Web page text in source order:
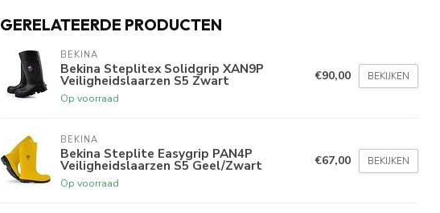
GERELATEERDE PRODUCTEN
BEKINA
Bekina Steplitex Solidgrip XAN9P
Veiligheidslaarzen S5 Zwart
Op voorraad
€90,00 BEKIJKEN
BEKINA
Bekina Steplite Easygrip PAN4P
Veiligheidslaarzen S5 Geel/Zwart
Op voorraad
€67,00 BEKIJKEN